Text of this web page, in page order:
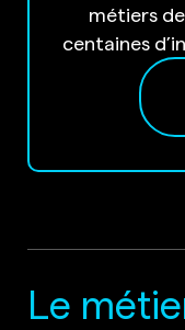
métiers
centaines
Le